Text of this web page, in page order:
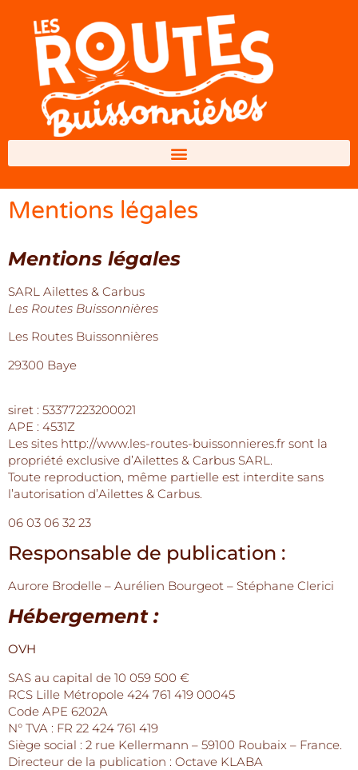
Mentions légales
Mentions légales
SARL Ailettes & Carbus
Les Routes Buissonnières
Les Routes Buissonnières
29300 Baye
siret : 53377223200021
APE : 4531Z
Les sites http://www.les-routes-buissonnieres.fr sont la
propriété exclusive d’Ailettes & Carbus SARL.
Toute reproduction, même partielle est interdite sans
l’autorisation d’Ailettes & Carbus.
06 03 06 32 23
Responsable de publication :
Aurore Brodelle – Aurélien Bourgeot – Stéphane Clerici
Hébergement :
OVH
SAS au capital de 10 059 500 €
RCS Lille Métropole 424 761 419 00045
Code APE 6202A
N° TVA : FR 22 424 761 419
Siège social : 2 rue Kellermann – 59100 Roubaix – France.
Directeur de la publication : Octave KLABA